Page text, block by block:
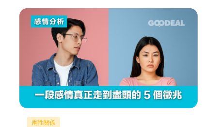
兩性關係